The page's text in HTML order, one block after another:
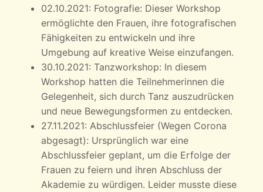
02.10.2021: Fotografie: Dieser Workshop
ermöglichte den Frauen, ihre fotografischen
Fähigkeiten zu entwickeln und ihre
Umgebung auf kreative Weise einzufangen.
30.10.2021: Tanzworkshop: In diesem
Workshop hatten die Teilnehmerinnen die
Gelegenheit, sich durch Tanz auszudrücken
und neue Bewegungsformen zu entdecken.
27.11.2021: Abschlussfeier (Wegen Corona
abgesagt): Ursprünglich war eine
Abschlussfeier geplant, um die Erfolge der
Frauen zu feiern und ihren Abschluss der
Akademie zu würdigen. Leider musste diese